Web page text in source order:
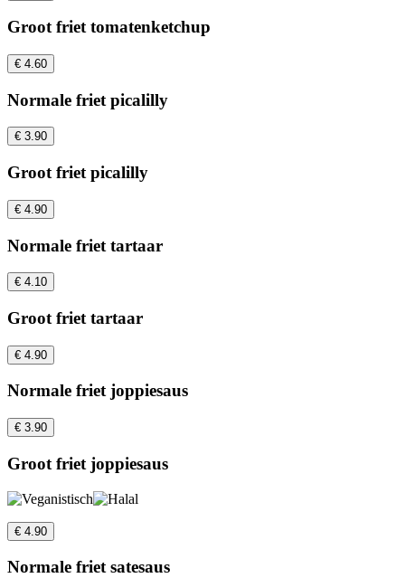
Groot friet tomatenketchup
€ 4.60
Normale friet picalilly
€ 3.90
Groot friet picalilly
€ 4.90
Normale friet tartaar
€ 4.10
Groot friet tartaar
€ 4.90
Normale friet joppiesaus
€ 3.90
Groot friet joppiesaus
€ 4.90
Normale friet satesaus